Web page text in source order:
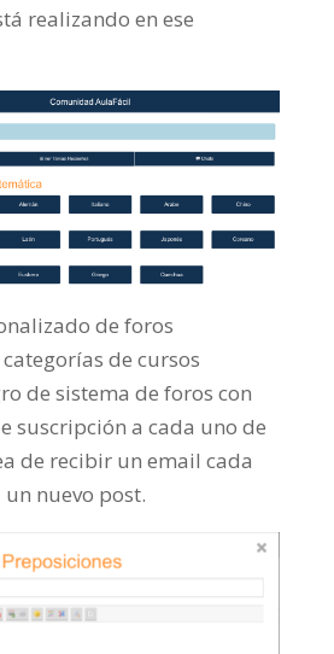
realizando en ese
de foros
de cursos
de sistema de foros con
suscripción a cada uno de
de recibir un email cada
nuevo post.